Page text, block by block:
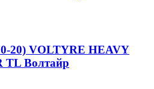
20) VOLTYRE HEAVY
TL Волтайр